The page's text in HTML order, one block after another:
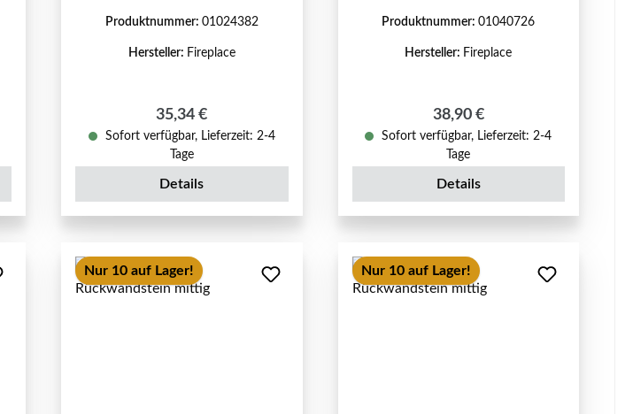
Produktnummer: 01024382
Hersteller: Fireplace
Regulärer Preis:
35,34 €
Sofort verfügbar, Lieferzeit: 2-4
Tage
Details
Produktnummer:01040726
Hersteller: Fireplace
Regulärer Preis:
38,90 €
Sofort verfügbar, Lieferzeit: 2-4
Tage
Details
Nur 10 auf Lager! Nur 10 auf Lager!